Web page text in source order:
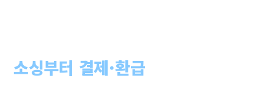
소싱부터 결제·환급